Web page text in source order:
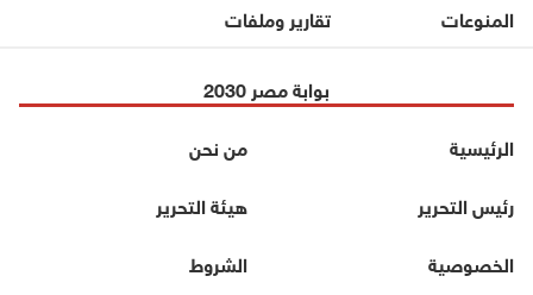
المنوعات
تقارير وملفات
بوابة مصر 2030
الرئيسية
من نحن
رئيس التحرير
هيئة التحرير
الخصوصية
الشروط